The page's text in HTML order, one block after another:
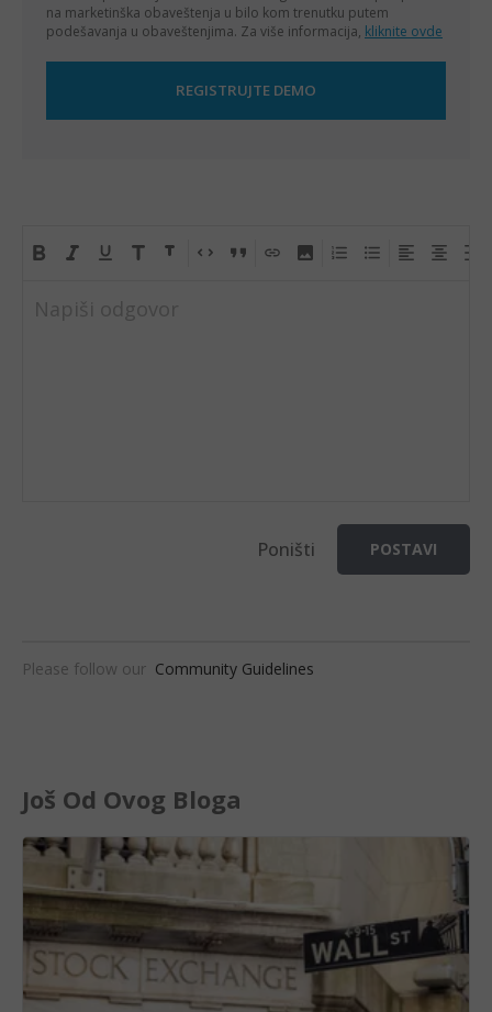
na marketinška obaveštenja u bilo kom trenutku putem
podešavanja u obaveštenjima. Za više informacija, kliknite ovde
Napiši odgovor
Poništi POSTAVI
Please follow our Community Guidelines
Još Od Ovog Bloga